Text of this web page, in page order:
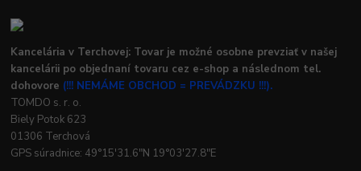
Kancelária v Terchovej: Tovar je možné osobne prevziať v našej
kancelárii po objednaní tovaru cez e-shop a následnom tel.
dohovore (!!! NEMÁME OBCHOD = PREVÁDZKU !!!).
TOMDO s. r. o.
Biely Potok 623
01306 Terchová
GPS súradnice: 49°15'31.6"N 19°03'27.8"E